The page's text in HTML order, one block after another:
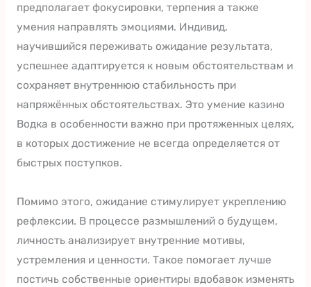
предполагает фокусировки, терпения а также
умения направлять эмоциями. Индивид,
научившийся переживать ожидание результата,
успешнее адаптируется к новым обстоятельствам и
сохраняет внутреннюю стабильность при
напряжённых обстоятельствах. Это умение казино
Водка в особенности важно при протяженных целях,
в которых достижение не всегда определяется от
быстрых поступков.
Помимо этого, ожидание стимулирует укреплению
рефлексии. В процессе размышлений о будущем,
личность анализирует внутренние мотивы,
устремления и ценности. Такое помогает лучше
постичь собственные ориентиры вдобавок изменять